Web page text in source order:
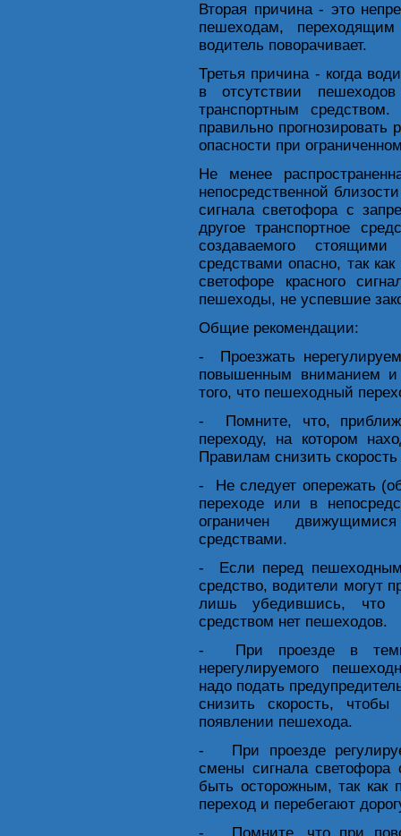
Вторая причина - это
пешеходам,
водитель поворачивает.
Третья причина - когда
в отсутствии
транспортным
правильно
опасности при
Не менее
непосредственной
сигнала светофора с
другое транспортное
создаваемого
средствами опасно, так
светофоре красного
пешеходы, не успевшие
Общие рекомендации:
- Проезжать
повышенным вниманием и
того, что пешеходный
- Помните, что,
переходу, на котором
Правилам снизить
- Не следует опережать
переходе или в
ограничен
средствами.
- Если перед пешеходным
средство, водители могут
лишь убедившись, что
средством нет пешеходов.
- При проезде в
нерегулируемого
надо подать
снизить скорость,
появлении пешехода.
- При проезде
смены сигнала
быть осторожным, так как
переход и перебегают